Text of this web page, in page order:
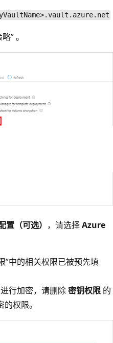
” 。
置（可选） ，请选择Azure
”中的相关权限已被预先填
进行加密，请删除密钥权限 的
权限。